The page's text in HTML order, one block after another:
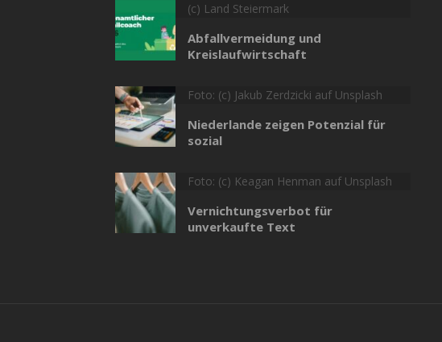
(c) Land Steiermark
Abfallvermeidung und
Kreislaufwirtschaft
Foto: (c) Jakub Zerdzicki auf Unsplash
Niederlande zeigen Potenzial für
sozial
Foto: (c) Keagan Henman auf Unsplash
Vernichtungsverbot für
unverkaufte Text